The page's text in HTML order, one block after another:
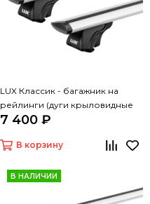
LUX Классик - багажник на
рейлинги (дуги крыловидные
серые, 1,2м)
7 400 ₽
В корзину
В НАЛИЧИИ